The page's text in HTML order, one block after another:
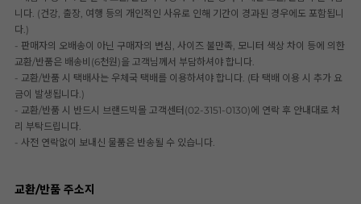
니다. (건강, 출장, 여행 등의 개인적인 사유로 인해 기간이 경과된 경우에도 포함됩니
다.)
- 판매자의 오배송이 아닌 구매자의 변심, 사이즈 불만족, 모니터 색상 차이 등에 의한
교환/반품은 배송비(6천원)을 고객님께서 부담하셔야 합니다.
- 교환/반품 시 택배사는 우체국 택배를 이용하셔야 합니다. (타 택배 이용 시 추가 요
금이 발생됩니다.)
- 교환/반품 시 반드시 브랜드빅몰 고객센터(02-3151-0130)에 연락 후 안내대로 처
리 부탁드립니다.
- 사전 연락없이 보내신 물품은 반송될 수 있습니다.
교환/반품 주소지